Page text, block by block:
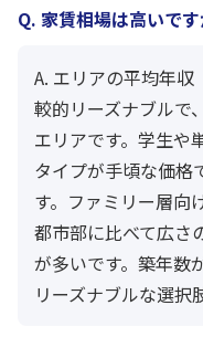
Q. 家賃相場は高いです
A. エリアの平均年
較的リーズナブルで
エリアです。学生や
タイプが手頃な価格
す。ファミリー層向
都市部に比べて広さ
が多いです。築年数
リーズナブルな選択